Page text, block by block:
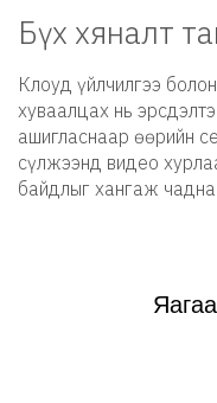
Бүх хяналт
Клоуд үйлчилгээ
хуваалцах нь
ашигласнаар өөрийн
сүлжээнд видео
байдлыг хангаж чадна.